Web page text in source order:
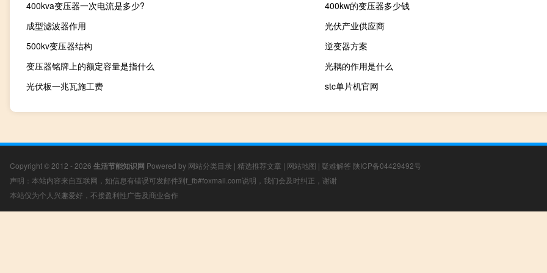
400kva变压器一次电流是多少?
400kw的变压器多少钱
成型滤波器作用
光伏产业供应商
500kv变压器结构
逆变器方案
变压器铭牌上的额定容量是指什么
光耦的作用是什么
光伏板一兆瓦施工费
stc单片机官网
Copyright © 2012 - 2026 生活节能知识网 Powered by 网站分类目录 | 精选推荐文章 | 网站地图 | 疑难解答 陕ICP备04429492号
声明：本站内容来自互联网，如信息有错误可发邮件到f_fb#foxmail.com说明，我们会及时纠正，谢谢
本站仅为个人兴趣爱好，不接盈利性广告及商业合作